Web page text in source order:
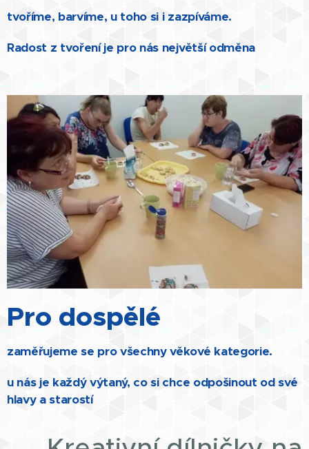
tvoříme, barvíme, u toho si i zazpíváme.
Radost z tvoření je pro nás největší odměna
Pro dospělé
zaměřujeme se pro všechny věkové kategorie.
u nás je každý výtaný, co si chce odpošinout od své
hlavy a starostí